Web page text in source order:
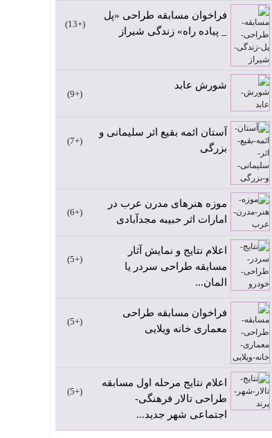
فراخوان مسابقه طراحی «پل
_ پیاده راه» زندگی شیراز
+13
شورش عابد
+9
آستان ائمه بقیع اثر سلیمانی و
بزرگی
+7
موزه هنرهای مدرن عرب در
امارات اثر حبیبه مجدآبادی
+6
اعلام نتایج و نمایش آثار
مسابقه طراحی سردر یا
المان...
+5
فراخوان مسابقه طراحی
معماری خانه ویلایی
+5
اعلام نتایج مرحله اول مسابقه
طراحی تالار فرهنگی-
اجتماعی شهر جدید...
+5